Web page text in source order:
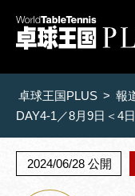
卓球王国PLUS > 報
DAY4-1／8月9日＜4
2024/06/28 公開